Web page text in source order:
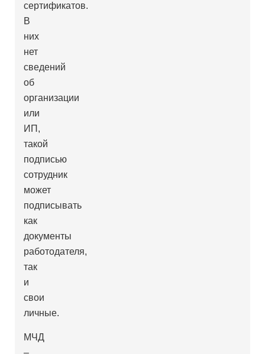
сертификатов.
В
них
нет
сведений
об
организации
или
ИП,
такой
подписью
сотрудник
может
подписывать
как
документы
работодателя,
так
и
свои
личные.
МЧД